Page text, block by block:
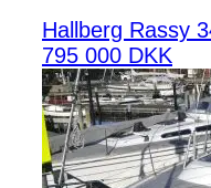
Hallberg Rassy
795 000 DKK